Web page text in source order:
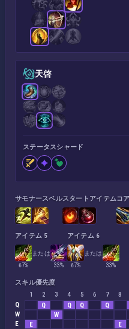
天啓
ステータスシャード
サモナースペルスタートアイテムコ
アイテム 5
67%
または
33%
アイテム 6
67%
または
33%
スキル優先度
1
2 3 4 5 6 7 8
Q
Q Q Q Q
W
W
E
E E